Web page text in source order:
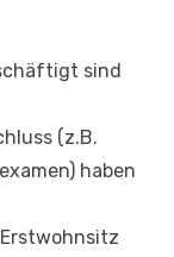
sind
(z.B.
haben